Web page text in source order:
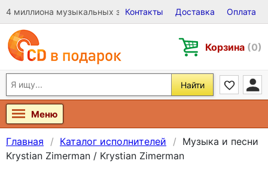
4 миллиона музыкальных записей на Виниле, CD и DVD
Контакты Доставка Оплата
Корзина (0)
Найти
Меню
Главная Каталог исполнителей
Музыка и песни
Krystian Zimerman / Krystian Zimerman